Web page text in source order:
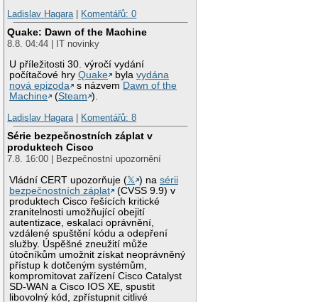
Ladislav Hagara
Komentářů: 0
Quake: Dawn of the Machine
8.8. 04:44 | IT novinky
U příležitosti 30. výročí vydání
počítačové hryQuake bylavydána
nová epizoda
s názvem Dawn of the
Machine
(Steam ).
Ladislav Hagara
Komentářů: 8
Série bezpečnostních záplat v
produktech Cisco
7.8. 16:00 | Bezpečnostní upozornění
Vládní CERT upozorňuje (𝕏 ) nasérii
bezpečnostních záplat
(CVSS 9.9) v
produktech Cisco řešících kritické
zranitelnosti umožňující obejití
autentizace, eskalaci oprávnění,
vzdálené spuštění kódu a odepření
služby. Úspěšné zneužití může
útočníkům umožnit získat neoprávněný
přístup k dotčeným systémům,
kompromitovat zařízení Cisco Catalyst
SD-WAN a Cisco IOS XE, spustit
libovolný kód, zpřístupnit citlivé